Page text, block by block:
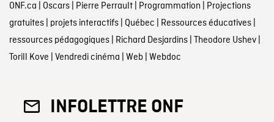
ONF.ca | Oscars| Pierre Perrault| Programmation | Projections
gratuites| projets interactifs| Québec | Ressources éducatives|
ressources pédagogiques| Richard Desjardins| Theodore Ushev|
Torill Kove | Vendredi cinéma | Web | Webdoc
INFOLETTRE ONF